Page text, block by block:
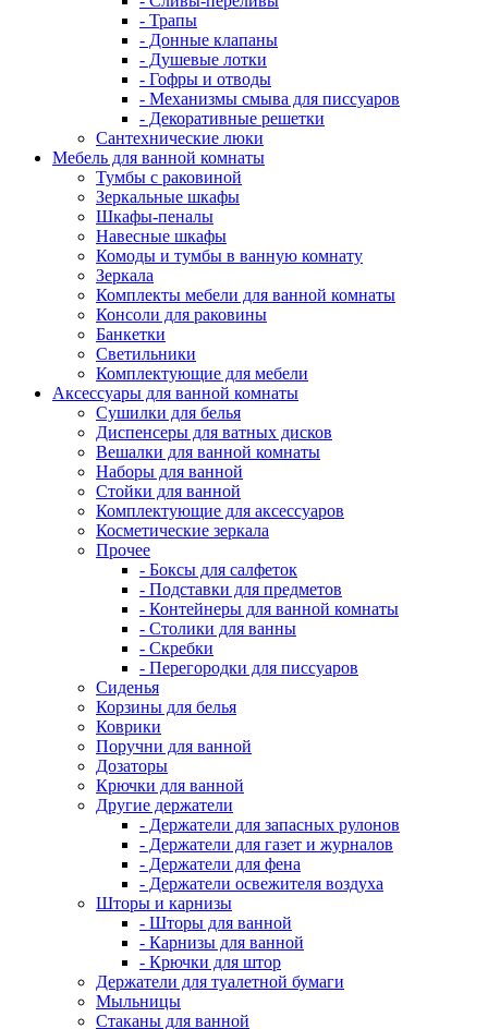
- Трапы
- Донные клапаны
- Душевые лотки
- Гофры и отводы
- Механизмы смыва для писсуаров
- Декоративные решетки
Сантехнические люки
Мебель для ванной комнаты
Тумбы с раковиной
Зеркальные шкафы
Шкафы-пеналы
Навесные шкафы
Комоды и тумбы в ванную комнату
Зеркала
Комплекты мебели для ванной комнаты
Консоли для раковины
Банкетки
Светильники
Комплектующие для мебели
Аксессуары для ванной комнаты
Сушилки для белья
Диспенсеры для ватных дисков
Вешалки для ванной комнаты
Наборы для ванной
Стойки для ванной
Комплектующие для аксессуаров
Косметические зеркала
Прочее
- Боксы для салфеток
- Подставки для предметов
- Контейнеры для ванной комнаты
- Столики для ванны
- Скребки
- Перегородки для писсуаров
Сиденья
Корзины для белья
Коврики
Поручни для ванной
Дозаторы
Крючки для ванной
Другие держатели
- Держатели для запасных рулонов
- Держатели для газет и журналов
- Держатели для фена
- Держатели освежителя воздуха
Шторы и карнизы
- Шторы для ванной
- Карнизы для ванной
- Крючки для штор
Держатели для туалетной бумаги
Мыльницы
Стаканы для ванной